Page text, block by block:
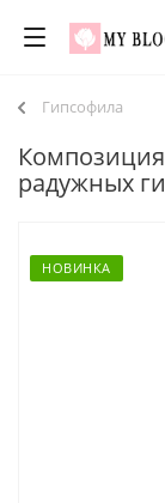
Гипсофила
радужных
НОВИНКА